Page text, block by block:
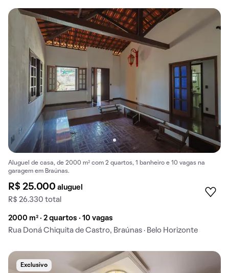
Aluguel de casa, de 2000 m² com 2 quartos, 1 banheiro e 10 vagas na
garagem em Braúnas.
R$ 25.000aluguel
R$ 26.330 total
2000 m² · 2 quartos · 10 vagas
Rua Doná Chiquita de Castro, Braúnas · Belo Horizonte
Exclusivo